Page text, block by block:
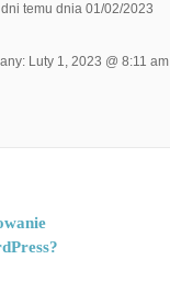
temu dnia 01/02/2023
Luty 1, 2023 @ 8:11 am